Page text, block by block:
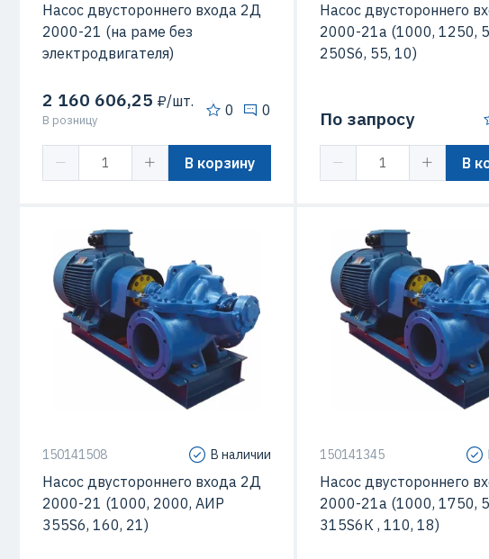
Насос двустороннего входа 2Д
2000-21 (на раме без
электродвигателя)
2 160 606,25 ₽/шт.
В розницу
0 0
В корзину
Насос двустороннего
2000-21а (1000, 1250,
250S6, 55, 10)
По запросу
В
Мощность 160 кВт
Подача 2000 м3/час
Максимальный напор 21 м
Макс. Скорость вращения 1000 об/мин
150141508 В наличии
Насос двустороннего входа 2Д
2000-21 (1000, 2000, АИР
355S6, 160, 21)
Мощность
Подача
Максимальный напор
Макс. Скорость вращения
150141345
Насос двустороннего
2000-21а (1000, 1750,
315S6К , 110, 18)